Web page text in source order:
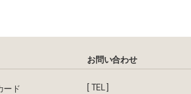
ード
お問い合わせ
[ TEL ]